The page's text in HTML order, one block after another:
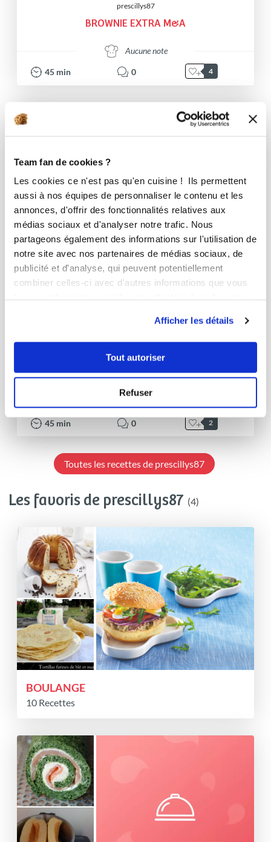
Team fan de cookies ?
Les cookies ce n'est pas qu'en cuisine ! Ils permettent
aussi à nos équipes de personnaliser le contenu et les
annonces, d'offrir des fonctionnalités relatives aux
médias sociaux et d'analyser notre trafic. Nous
partageons également des informations sur l'utilisation de
notre site avec nos partenaires de médias sociaux, de
publicité et d'analyse, qui peuvent potentiellement
combiner celles-ci avec d'autres informations que vous
Afficher les détails
Tout autoriser
Refuser
prescillys87
BROWNIE EXTRA M&A
Aucune note
45 min 0 4
prescillys87
CAKE RENVERSE A LA CERISE
45 min 0 2
Toutes les recettes de prescillys87
Les favoris de prescillys87 (4)
BOULANGE
10 Recettes